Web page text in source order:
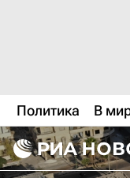
Политика В